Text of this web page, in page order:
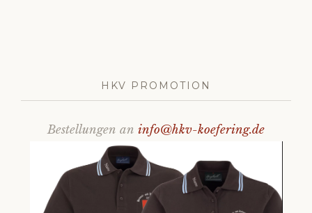
HKV PROMOTION
Bestellungen an info@hkv-koefering.de